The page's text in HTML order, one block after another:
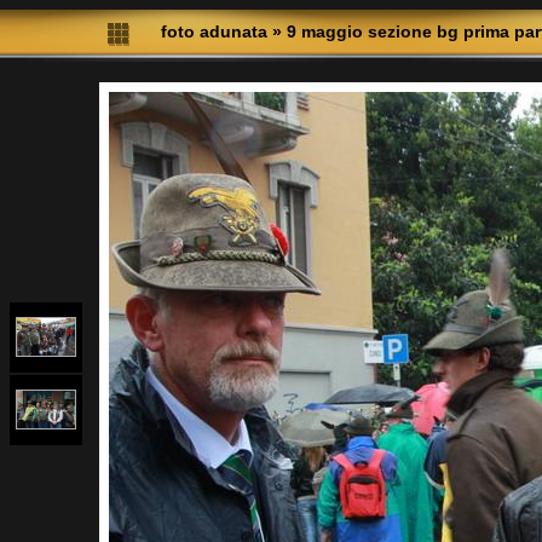
foto adunata » 9 maggio sezione bg prima